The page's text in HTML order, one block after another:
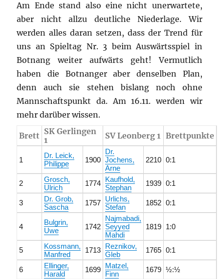
Am Ende stand also eine nicht unerwartete,
aber nicht allzu deutliche Niederlage. Wir
werden alles daran setzen, dass der Trend für
uns an Spieltag Nr. 3 beim Auswärtsspiel in
Botnang weiter aufwärts geht! Vermutlich
haben die Botnanger aber denselben Plan,
denn auch sie stehen bislang noch ohne
Mannschaftspunkt da. Am 16.11. werden wir
mehr darüber wissen.
Brett SK Gerlingen
1
SV Leonberg 1 Brettpunkte
1
Dr. Leick,
Philippe
1900
Dr.
Jochens,
Arne
2210 0:1
2
Grosch,
Ulrich
1774 Kaufhold,
Stephan
1939 0:1
3
Dr. Grob,
Sascha
1757 Urlichs,
Stefan
1852 0:1
4
Bulgrin,
Uwe
1742
Najmabadi,
Seyyed
Mahdi
1819 1:0
5
Kossmann,
Manfred
1713 Reznikov,
Gleb
1765 0:1
6
Ellinger,
Harald
1699 Matzel,
Finn
1679 ½:½